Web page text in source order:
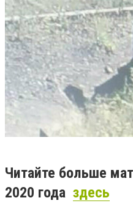
Читайте больше
2020 года здесь